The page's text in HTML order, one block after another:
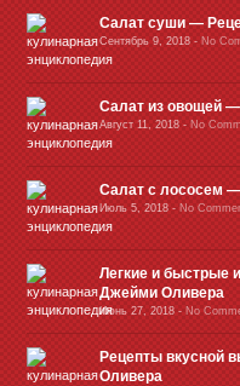
Салат суши —
Сентябрь 9, 2018- No
Салат из овощей
Август 11, 2018- No
Салат с лососем
Июль 5, 2018- No
Легкие и быстрые
Джейми Оливера
Июнь 27, 2018- No
Рецепты вкусной
Оливера